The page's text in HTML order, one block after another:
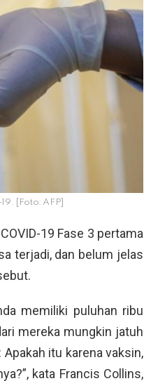
[Foto: AFP]
COVID-19 Fase 3 pertama
terjadi, dan belum jelas
memiliki puluhan ribu
mereka mungkin jatuh
itu karena vaksin,
kata Francis Collins,